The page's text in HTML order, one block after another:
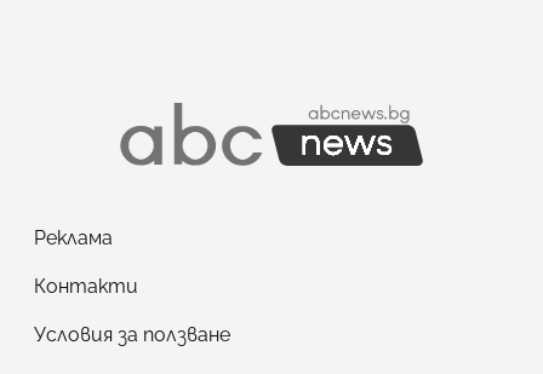
Реклама
Контакти
Условия за ползване